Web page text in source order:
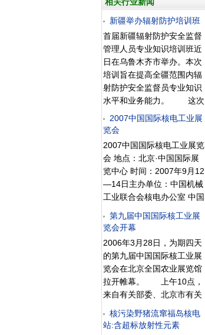
新疆举办辐射防护培训班
首届新疆辐射防护安全监督
管理人员专业知识培训班近
日在乌鲁木齐市举办。本次
培训旨在提高全疆范围内辐
射防护安全监督员专业知识
水平和业务能力。 这次
培训的内容涉及环境监察和
环境执法、辐射环境管理法
律法规、辐射安全管理制度
及程序、放射性基础知识及
防护基础知识、辐射安全监
督管理的内容与方法等科
目。全疆有110名环保系统
的辐射安全监督管理的骨干
参加了培训，其中有106名
学员通过了考核拿到了上岗
证，通过率为96.4％。
2007中国国际核电工业展
览会
2007中国国际核电工业展览
会 地点：北京·中国国际展
览中心 时间：2007年9月12
—14日主办单位：中国机械
工业联合会核电办公室 中国
动力工程学会核电委员会 中
国水利电力物资流通协会&
第九届中国国际核工业展
览会开幕
2006年3月28日，为期四天
的第九届中国国际核工业展
览会在北京全国农业展览馆
拉开帷幕。 上午10点，
来自有关部委、北京市有关
单位的领导以及各国驻华使
节等中外来宾2000多人出席
核污染野猪流窜福岛核电
站:含超标放射性元素